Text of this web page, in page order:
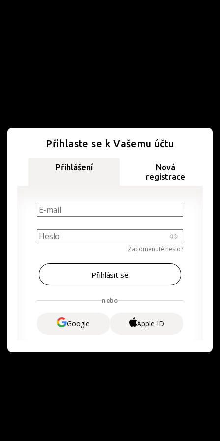
Přihlaste se k Vašemu účtu
Přihlášení
Nová
registrace
Zapomenuté heslo?
nebo
Google Apple ID